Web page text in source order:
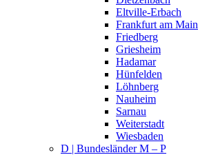
Eltville-Erbach
Frankfurt am Main
Friedberg
Griesheim
Hadamar
Hünfelden
Löhnberg
Nauheim
Sarnau
Weiterstadt
Wiesbaden
D | Bundesländer M – P